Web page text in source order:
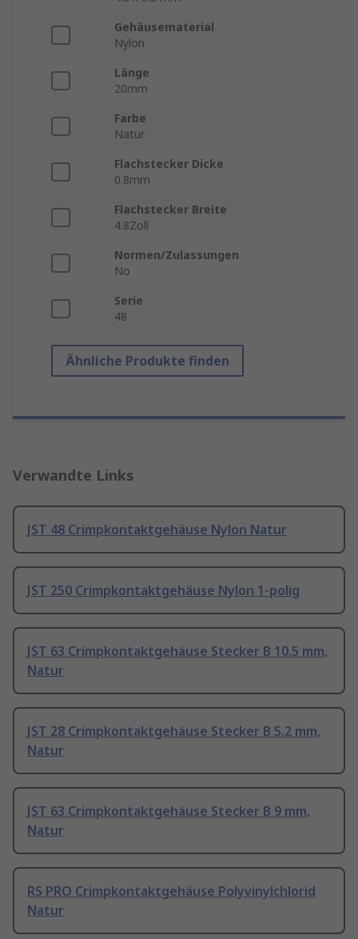
Gehäusematerial
Nylon
Länge
20mm
Farbe
Natur
Flachstecker Dicke
0.8mm
Flachstecker Breite
4.8Zoll
Normen/Zulassungen
No
Serie
48
Ähnliche Produkte finden
Verwandte Links
JST 48 Crimpkontaktgehäuse Nylon Natur
JST 250 Crimpkontaktgehäuse Nylon 1-polig
JST 63 Crimpkontaktgehäuse Stecker B 10.5 mm,
Natur
JST 28 Crimpkontaktgehäuse Stecker B 5.2 mm,
Natur
JST 63 Crimpkontaktgehäuse Stecker B 9 mm,
Natur
RS PRO Crimpkontaktgehäuse Polyvinylchlorid
Natur